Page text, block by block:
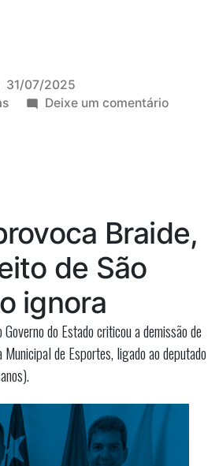
31/07/2025
Deixe um comentárioem
de
acidente
Braide,
de São
ignora
do Estado criticou a demissão de
Municipal de Esportes, ligado ao deputado